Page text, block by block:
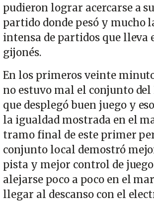
pudieron lograr acercarse a
partido donde pesó y mucho
intensa de partidos que lleva
gijonés.
En los primeros veinte
no estuvo mal el conjunto del
que desplegó buen juego y
la igualdad mostrada en el
tramo final de este primer
conjunto local demostró
pista y mejor control de
alejarse poco a poco en el
llegar al descanso con el